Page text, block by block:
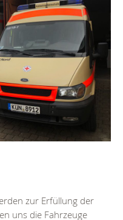
zur Erfüllung der
uns die Fahrzeuge